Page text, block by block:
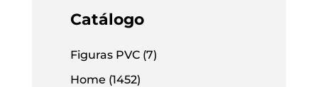
Catálogo
Figuras PVC (7)
Home (1452)